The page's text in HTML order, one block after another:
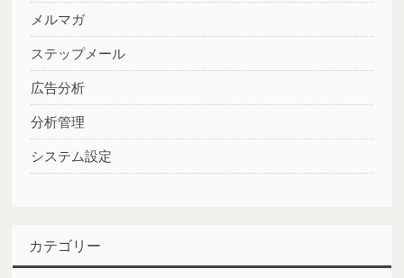
メルマガ
ステップメール
広告分析
分析管理
システム設定
カテゴリー